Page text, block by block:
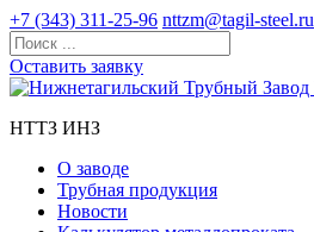
+7 (343) 311-25-96 nttzm@tagil-steel.ru
Оставить заявку
НТТЗ ИНЗ
О заводе
Трубная продукция
Новости